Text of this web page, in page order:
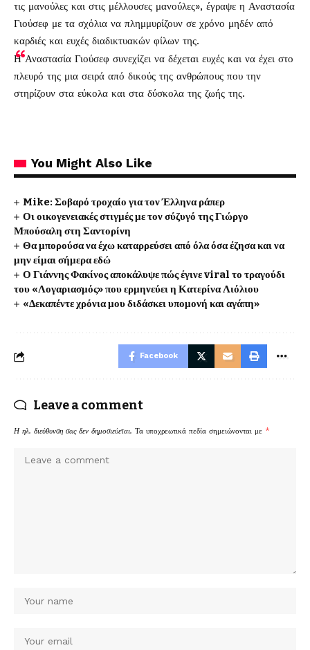
τις μανούλες και στις μέλλουσες μανούλες», έγραψε η Αναστασία
Γιούσεφ με τα σχόλια να πλημμυρίζουν σε χρόνο μηδέν από
καρδιές και ευχές διαδικτυακών φίλων της.
Η Αναστασία Γιούσεφ συνεχίζει να δέχεται ευχές και να έχει στο
πλευρό της μια σειρά από δικούς της ανθρώπους που την
στηρίζουν στα εύκολα και στα δύσκολα της ζωής της.
You Might Also Like
Mike: Σοβαρό τροχαίο για τον Έλληνα ράπερ
Οι οικογενειακές στιγμές με τον σύζυγό της Γιώργο
Μπούσαλη στη Σαντορίνη
Θα μπορούσα να έχω καταρρεύσει από όλα όσα έζησα και να
μην είμαι σήμερα εδώ
Ο Γιάννης Φακίνος αποκάλυψε πώς έγινε viral το τραγούδι
του «Λογαριασμός» που ερμηνεύει η Κατερίνα Λιόλιου
«Δεκαπέντε χρόνια μου διδάσκει υπομονή και αγάπη»
Facebook
Leave a comment
Η ηλ. διεύθυνση σας δεν δημοσιεύεται. Τα υποχρεωτικά πεδία σημειώνονται με *